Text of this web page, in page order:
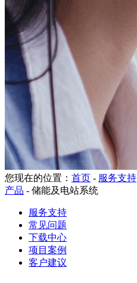
您现在的位置： 首页 - 服务支持
产品 - 储能及电站系统
服务支持
常见问题
下载中心
项目案例
客户建议